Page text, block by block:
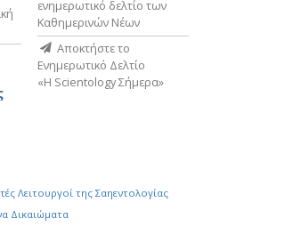
ενημερωτικό δελτίο των
Καθημερινών Νέων
Αποκτήστε το
Ενημερωτικό Δελτίο
«Η Scientology Σήμερα»
Λειτουργοί της Σαηεντολογίας
Δικαιώµατα